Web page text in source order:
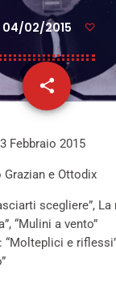
04/02/2015
share
email
3 Febbraio 2015
e Ottodix
scegliere”,
“Mulini a vento”
“Molteplici e